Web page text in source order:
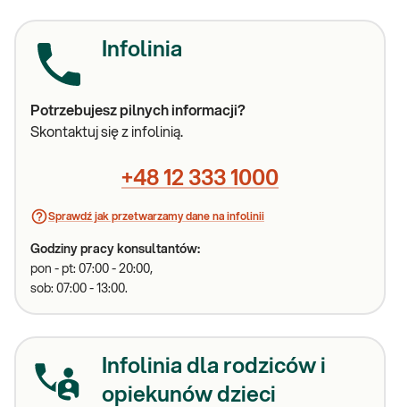
Infolinia
Potrzebujesz pilnych informacji?
Skontaktuj się z infolinią.
+48 12 333 1000
Sprawdź jak przetwarzamy dane na infolinii
Godziny pracy konsultantów:
pon - pt: 07:00 - 20:00,
sob: 07:00 - 13:00.
Infolinia dla rodziców i
opiekunów dzieci